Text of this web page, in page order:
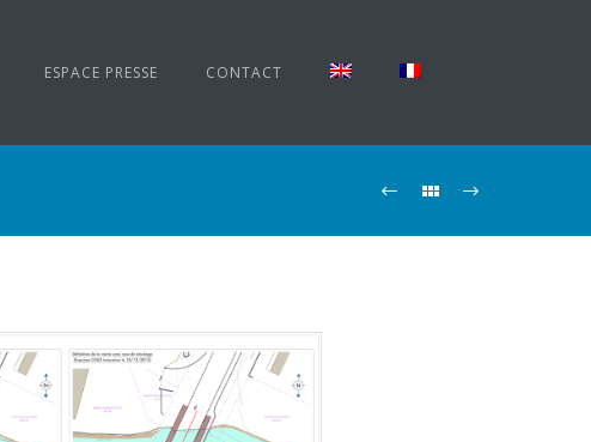
ESPACE PRESSE CONTACT